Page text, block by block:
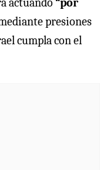
presiones
cumpla con el